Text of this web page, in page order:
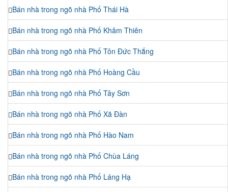
Bán nhà trong ngõ nhà Phố Thái Hà
Bán nhà trong ngõ nhà Phố Khâm Thiên
Bán nhà trong ngõ nhà Phố Tôn Đức Thắng
Bán nhà trong ngõ nhà Phố Hoàng Cầu
Bán nhà trong ngõ nhà Phố Tây Sơn
Bán nhà trong ngõ nhà Phố Xã Đàn
Bán nhà trong ngõ nhà Phố Hào Nam
Bán nhà trong ngõ nhà Phố Chùa Láng
Bán nhà trong ngõ nhà Phố Láng Hạ